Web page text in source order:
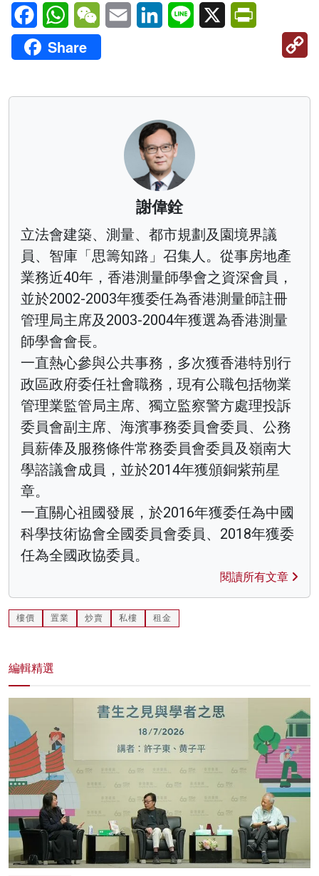
FacebookWhatsAppWeChatEmail LinkedInLine X
Share
謝偉銓
立法會建築、測量、都市規劃及園境界議
員、智庫「思籌知路」召集人。從事房地產
業務近40年，香港測量師學會之資深會員，
並於2002-2003年獲委任為香港測量師註冊
管理局主席及2003-2004年獲選為香港測量
師學會會長。
一直熱心參與公共事務，多次獲香港特別行
政區政府委任社會職務，現有公職包括物業
管理業監管局主席、獨立監察警方處理投訴
委員會副主席、海濱事務委員會委員、公務
員薪俸及服務條件常務委員會委員及嶺南大
學諮議會成員，並於2014年獲頒銅紫荊星
章。
一直關心祖國發展，於2016年獲委任為中國
科學技術協會全國委員會委員、2018年獲委
任為全國政協委員。
閱讀所有文章
樓價 置業 炒賣 私樓 租金
編輯精選